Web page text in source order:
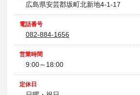
広島県安芸郡坂町北新地4-1-17
電話番号
082-884-1656
営業時間
9:00～18:00
定休日